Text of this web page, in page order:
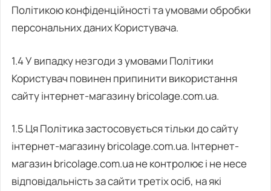
Політикою конфіденційності та умовами обробки
персональних даних Користувача.
1.4 У випадку незгоди з умовами Політики
Користувач повинен припинити використання
сайту інтернет-магазину bricolage.com.ua.
1.5 Ця Політика застосовується тільки до сайту
інтернет-магазину bricolage.com.ua. Інтернет-
магазин bricolage.com.ua не контролює і не несе
відповідальність за сайти третіх осіб, на які